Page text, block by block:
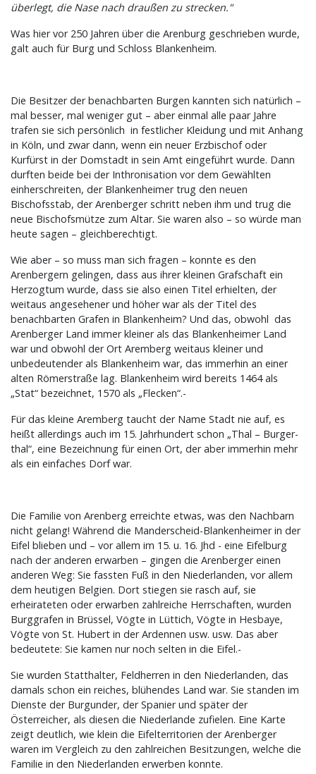
überlegt, die Nase nach draußen zu strecken."
Was hier vor 250 Jahren über die Arenburg geschrieben wurde,
galt auch für Burg und Schloss Blankenheim.
Die Besitzer der benachbarten Burgen kannten sich natürlich –
mal besser, mal weniger gut – aber einmal alle paar Jahre
trafen sie sich persönlich in festlicher Kleidung und mit Anhang
in Köln, und zwar dann, wenn ein neuer Erzbischof oder
Kurfürst in der Domstadt in sein Amt eingeführt wurde. Dann
durften beide bei der Inthronisation vor dem Gewählten
einherschreiten, der Blankenheimer trug den neuen
Bischofsstab, der Arenberger schritt neben ihm und trug die
neue Bischofsmütze zum Altar. Sie waren also – so würde man
heute sagen – gleichberechtigt.
Wie aber – so muss man sich fragen – konnte es den
Arenbergern gelingen, dass aus ihrer kleinen Grafschaft ein
Herzogtum wurde, dass sie also einen Titel erhielten, der
weitaus angesehener und höher war als der Titel des
benachbarten Grafen in Blankenheim? Und das, obwohl das
Arenberger Land immer kleiner als das Blankenheimer Land
war und obwohl der Ort Aremberg weitaus kleiner und
unbedeutender als Blankenheim war, das immerhin an einer
alten Römerstraße lag. Blankenheim wird bereits 1464 als
„Stat“ bezeichnet, 1570 als „Flecken“.-
Für das kleine Aremberg taucht der Name Stadt nie auf, es
heißt allerdings auch im 15. Jahrhundert schon „Thal – Burger-
thal“, eine Bezeichnung für einen Ort, der aber immerhin mehr
als ein einfaches Dorf war.
Die Familie von Arenberg erreichte etwas, was den Nachbarn
nicht gelang! Während die Manderscheid-Blankenheimer in der
Eifel blieben und – vor allem im 15. u. 16. Jhd - eine Eifelburg
nach der anderen erwarben – gingen die Arenberger einen
anderen Weg: Sie fassten Fuß in den Niederlanden, vor allem
dem heutigen Belgien. Dort stiegen sie rasch auf, sie
erheirateten oder erwarben zahlreiche Herrschaften, wurden
Burggrafen in Brüssel, Vögte in Lüttich, Vögte in Hesbaye,
Vögte von St. Hubert in der Ardennen usw. usw. Das aber
bedeutete: Sie kamen nur noch selten in die Eifel.-
Sie wurden Statthalter, Feldherren in den Niederlanden, das
damals schon ein reiches, blühendes Land war. Sie standen im
Dienste der Burgunder, der Spanier und später der
Österreicher, als diesen die Niederlande zufielen. Eine Karte
zeigt deutlich, wie klein die Eifelterritorien der Arenberger
waren im Vergleich zu den zahlreichen Besitzungen, welche die
Familie in den Niederlanden erwerben konnte.